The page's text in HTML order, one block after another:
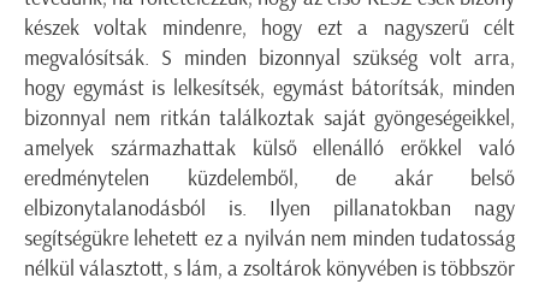
készek voltak mindenre, hogy ezt a nagyszerű célt
megvalósítsák. S minden bizonnyal szükség volt arra,
hogy egymást is lelkesítsék, egymást bátorítsák, minden
bizonnyal nem ritkán találkoztak saját gyöngeségeikkel,
amelyek származhattak külső ellenálló erőkkel való
eredménytelen küzdelemből, de akár belső
elbizonytalanodásból is. Ilyen pillanatokban nagy
segítségükre lehetett ez a nyilván nem minden tudatosság
nélkül választott, s lám, a zsoltárok könyvében is többször